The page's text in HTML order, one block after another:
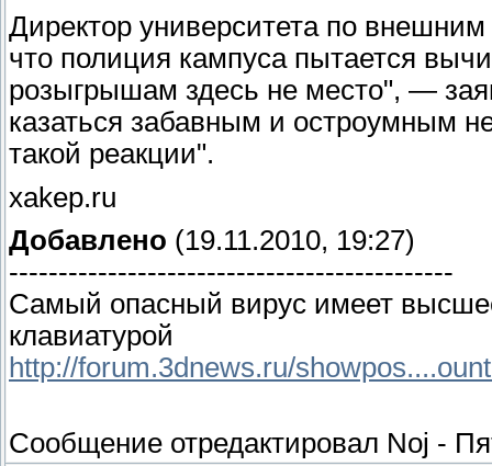
Директор университета по
что полиция кампуса пытается
розыгрышам здесь не место", —
казаться забавным и остроумным
такой реакции".
xakep.ru
Добавлено (19.11.2010, 19:27)
---------------------------------------------
Самый опасный вирус имеет
клавиатурой
http://forum.3dnews.ru/
Сообщение отредактировал Noj -